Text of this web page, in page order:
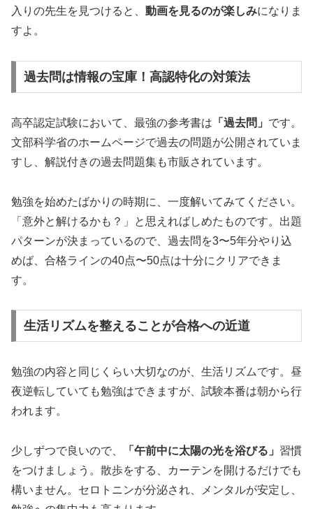
入りの先生を見つけると、 動画を見るのが楽しみになりま
すよ。
過去問は情報の宝庫！高認特化の対策法
高卒認定試験において、最強の参考書は 「過去問」 です。
文部科学省のホームページで過去の問題が公開されていま
すし、解説付きの過去問題集も市販されています。
勉強を始めたばかりの時期に、一度解いてみてください。
「意外と解けるかも？」と思えればしめたものです。出題
パターンが決まっているので、過去問を3〜5年分やり込
めば、合格ラインの40点〜50点は十分にクリアできま
す。
生活リズムを整えることが合格への近道
勉強の内容と同じくらい大切なのが、生活リズムです。昼
夜逆転していても勉強はできますが、試験本番は朝から行
われます。
少しずつで良いので、 「午前中に太陽の光を浴びる」 習慣
をつけましょう。散歩をする、カーテンを開けるだけでも
構いません。セロトニンが分泌され、メンタルが安定し、